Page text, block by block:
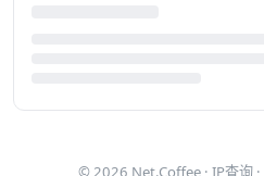
© 2026 Net.Coffee · IP查询 ·